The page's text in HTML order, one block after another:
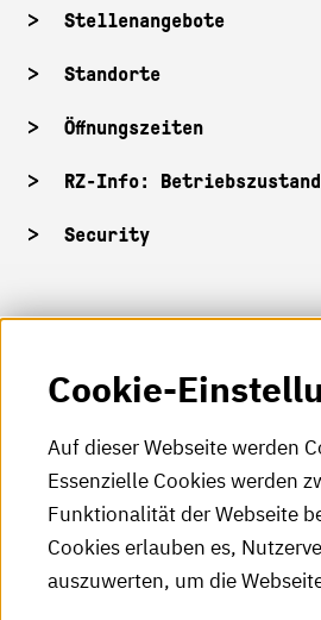
Stellenangebote
Standorte
Öffnungszeiten
RZ-Info: Betriebszustand
Security
HKA-Shop
HKA-Videos
HKA-Podcast
HKA-Publikationen
RSS-Feed
Cookie-
Auf dieser Webseite werden
Essenzielle Cookies werden
Funktionalität der Webseite
Cookies erlauben es,
auszuwerten, um die